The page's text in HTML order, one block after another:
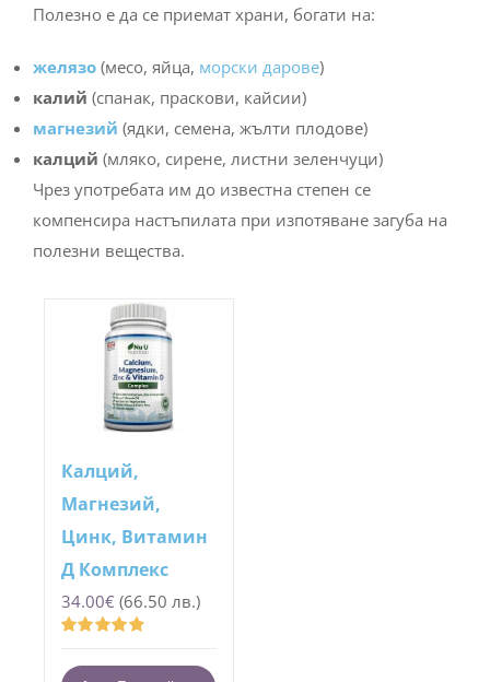
Полезно е да се приемат храни, богати на:
желязо (месо, яйца, морски дарове)
калий (спанак, праскови, кайсии)
магнезий (ядки, семена, жълти плодове)
калций (мляко, сирене, листни зеленчуци)
Чрез употребата им до известна степен се
компенсира настъпилата при изпотяване загуба на
полезни вещества.
Калций,
Магнезий,
Цинк, Витамин
Д Комплекс
4.87от 5
34.00€ (66.50 лв.)